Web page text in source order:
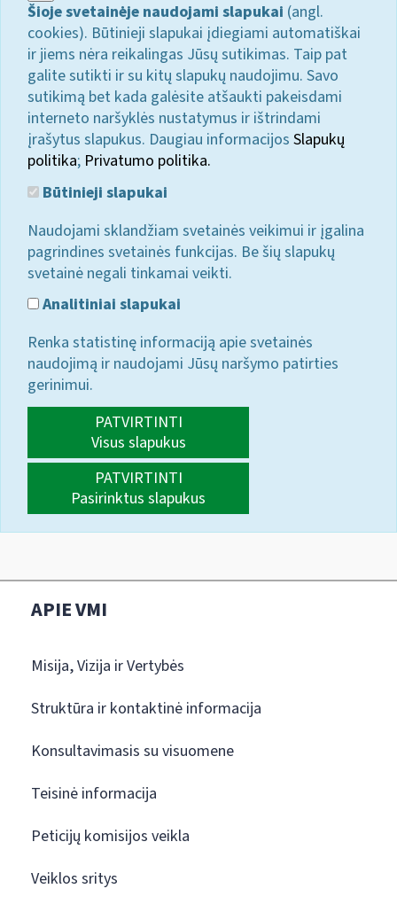
Šioje svetainėje naudojami slapukai (angl.
cookies). Būtinieji slapukai įdiegiami automatiškai
ir jiems nėra reikalingas Jūsų sutikimas. Taip pat
galite sutikti ir su kitų slapukų naudojimu. Savo
sutikimą bet kada galėsite atšaukti pakeisdami
interneto naršyklės nustatymus ir ištrindami
įrašytus slapukus. Daugiau informacijos Slapukų
politika; Privatumo politika.
Būtinieji slapukai
Naudojami sklandžiam svetainės veikimui ir įgalina
pagrindines svetainės funkcijas. Be šių slapukų
svetainė negali tinkamai veikti.
Analitiniai slapukai
Renka statistinę informaciją apie svetainės
naudojimą ir naudojami Jūsų naršymo patirties
gerinimui.
PATVIRTINTI
Visus slapukus
PATVIRTINTI
Pasirinktus slapukus
APIE VMI
Misija, Vizija ir Vertybės
Struktūra ir kontaktinė informacija
Konsultavimasis su visuomene
Teisinė informacija
Peticijų komisijos veikla
Veiklos sritys